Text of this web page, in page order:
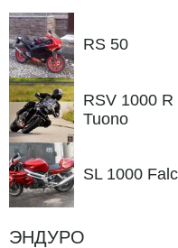
RS 50
RSV 1000 R
Tuono
SL 1000
ЭНДУРО